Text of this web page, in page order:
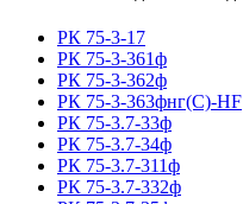
РК 75-3-17
РК 75-3-361ф
РК 75-3-362ф
РК 75-3-363фнг(С)-HF
РК 75-3.7-33ф
РК 75-3.7-34ф
РК 75-3.7-311ф
РК 75-3.7-332ф